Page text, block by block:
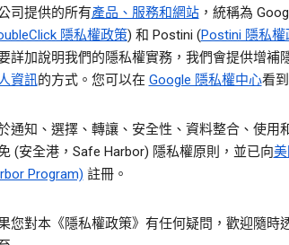
司提供的所有產品、服務和網站，統稱為
隱私權政策) 和 Postini (Postini 隱私權
詳加說明我們的隱私權實務，我們會提供增補
資訊的方式。您可以在 Google 隱私權中心看
通知、選擇、轉讓、安全性、資料整合、使用
(安全港，Safe Harbor) 隱私權原則，並已向
Program) 註冊。
您對本《隱私權政策》有任何疑問，歡迎隨時